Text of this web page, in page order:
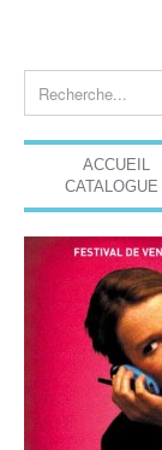
ACCUEIL
CATALOGUE